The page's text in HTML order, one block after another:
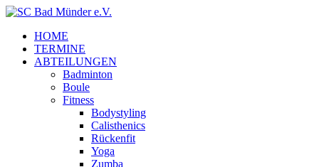
HOME
TERMINE
ABTEILUNGEN
Badminton
Boule
Fitness
Bodystyling
Calisthenics
Rückenfit
Yoga
Zumba